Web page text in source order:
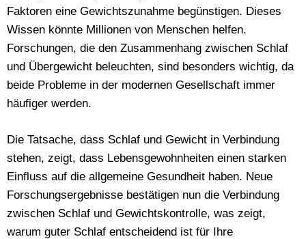
Faktoren eine Gewichtszunahme begünstigen. Dieses
Wissen könnte Millionen von Menschen helfen.
Forschungen, die den Zusammenhang zwischen Schlaf
und Übergewicht beleuchten, sind besonders wichtig, da
beide Probleme in der modernen Gesellschaft immer
häufiger werden.
Die Tatsache, dass Schlaf und Gewicht in Verbindung
stehen, zeigt, dass Lebensgewohnheiten einen starken
Einfluss auf die allgemeine Gesundheit haben. Neue
Forschungsergebnisse bestätigen nun die Verbindung
zwischen Schlaf und Gewichtskontrolle, was zeigt,
warum guter Schlaf entscheidend ist für Ihre